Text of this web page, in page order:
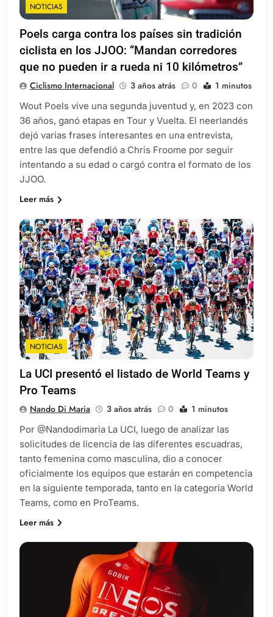
NOTICIAS
Poels carga contra los países sin tradición
ciclista en los JJOO: “Mandan corredores
que no pueden ir a rueda ni 10 kilómetros”
Ciclismo Internacional 3 años atrás 0 1 minutos
Wout Poels vive una segunda juventud y, en 2023 con
36 años, ganó etapas en Tour y Vuelta. El neerlandés
dejó varias frases interesantes en una entrevista,
entre las que defendió a Chris Froome por seguir
intentando a su edad o cargó contra el formato de los
JJOO.
Leer más
NOTICIAS
La UCI presentó el listado de World Teams y
Pro Teams
Nando Di Maria 3 años atrás 0 1 minutos
Por @Nandodimaria La UCI, luego de analizar las
solicitudes de licencia de las diferentes escuadras,
tanto femenina como masculina, dio a conocer
oficialmente los equipos que estarán en competencia
en la siguiente temporada, tanto en la categoría World
Teams, como en ProTeams.
Leer más